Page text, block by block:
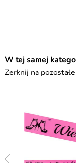
W tej samej
Zerknij na